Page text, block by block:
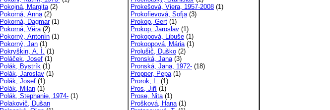
Pokojná, Margita(2)
Pokorná, Anna(2)
Pokorná, Dagmar(1)
Pokorná, Věra(2)
Pokorný, Antonín (1)
Pokorný, Jan (1)
Pokryškin, A. I. (1)
Poláček, Josef (1)
Polák, Bystrík (1)
Polák, Jaroslav (1)
Polák, Josef (1)
Polák, Milan (1)
Polák, Stephanie, 1974- (1)
Polakovič, Dušan
Prokešová, Viera, 1957-2008 (1)
Prokofievová, Sofja(3)
Prokop, Gert (1)
Prokop, Jaroslav (1)
Prokopová, Libuše (1)
Prokoppová, Mária(1)
Prolušič, Duško (2)
Pronská, Jana(3)
Pronská, Jana, 1972- (18)
Propper, Pepa(1)
Prorok, L. (1)
Pros, Jiří (1)
Prose, Nita(1)
Prošková, Hana(1)